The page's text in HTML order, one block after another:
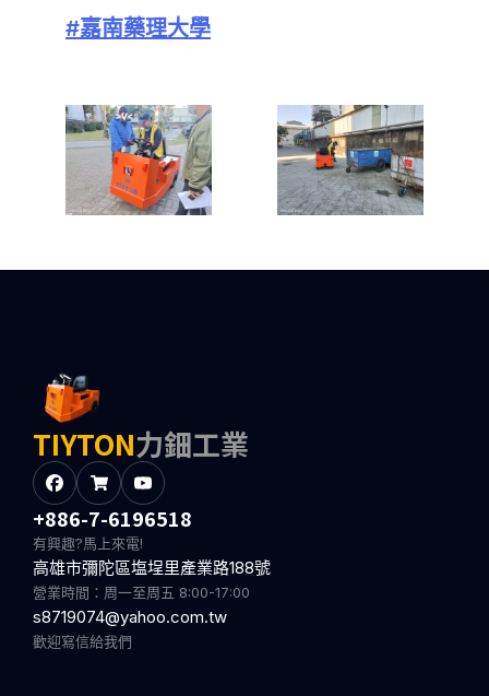
#嘉南藥理大學
TIYTON力鈿工業
+886-7-6196518
有興趣?馬上來電!
高雄市彌陀區塩埕里產業路188號
營業時間：周一至周五 8:00-17:00
s8719074@yahoo.com.tw
歡迎寫信給我們